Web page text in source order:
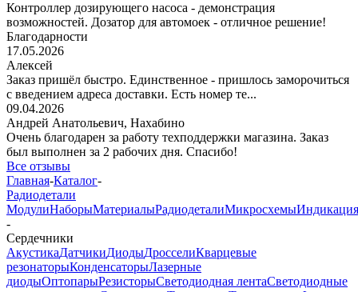
Контроллер дозирующего насоса - демонстрация
возможностей. Дозатор для автомоек - отличное решение!
Благодарности
17.05.2026
Алексей
Заказ пришёл быстро. Единственное - пришлось заморочиться
с введением адреса доставки. Есть номер те...
09.04.2026
Андрей Анатольевич, Нахабино
Очень благодарен за работу техподдержки магазина. Заказ
был выполнен за 2 рабочих дня. Спасибо!
Все отзывы
Главная-Каталог-
Радиодетали
МодулиНаборыМатериалыРадиодеталиМикросхемыИндикация
-
Сердечники
АкустикаДатчикиДиодыДросселиКварцевые
резонаторыКонденсаторыЛазерные
диодыОптопарыРезисторыСветодиодная лентаСветодиодные